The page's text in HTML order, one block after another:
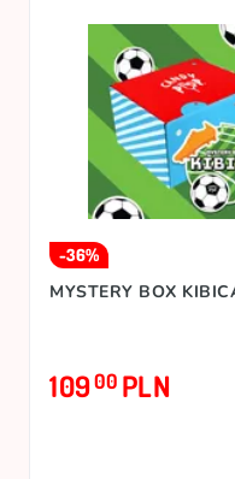
-36%
MYSTERY BOX
10900 PLN